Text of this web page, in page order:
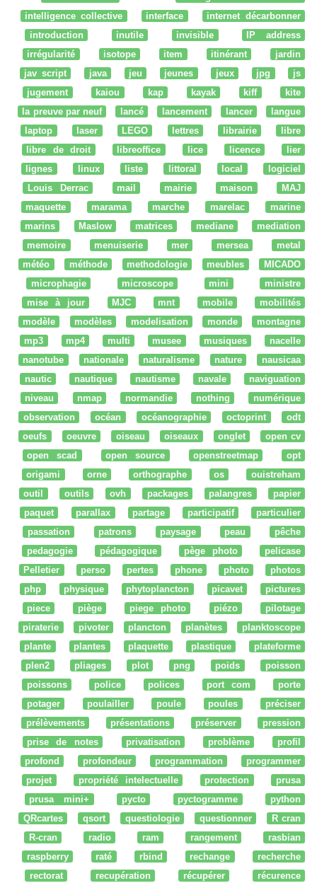
intelligence collective
interface
internet décarbonner
introduction
inutile invisible
IP address
irrégularité
isotope item itinérant
jardin
jav script
java jeu jeunes jeux jpg
js
jugement
kaiou kap kayak kiff
kite
la preuve par neuf
lancé lancement lancer
langue
laptop
laser LEGO lettres librairie
libre
libre de droit
libreoffice lice licence
lier
lignes
linux liste littoral local
logiciel
Louis Derrac
mail mairie maison
MAJ
maquette
marama marche marelac
marine
marins
Maslow matrices mediane
mediation
memoire
menuiserie mer mersea
metal
météo
méthode methodologie meubles
MICADO
microphagie
microscope mini
ministre
mise à jour
MJC mnt mobile
mobilités
modèle
modèles modelisation monde
montagne
mp3
mp4 multi musee musiques
nacelle
nanotube
nationale naturalisme nature
nausicaa
nautic
nautique nautisme navale
naviguation
niveau
nmap normandie nothing
numérique
observation
océan océanographie octoprint
odt
oeufs
oeuvre oiseau oiseaux onglet
open cv
open scad
open source openstreetmap
opt
origami
orne orthographe os
ouistreham
outil
outils ovh packages palangres
papier
paquet
parallax partage participatif
particulier
passation
patrons paysage peau
pêche
pedagogie
pédagogique pège photo
pelicase
Pelletier
perso pertes phone photo
photos
php
physique phytoplancton picavet
pictures
piece
piège piege photo piézo
pilotage
piraterie
pivoter plancton planètes
planktoscope
plante
plantes plaquette plastique
plateforme
plen2
pliages plot png poids
poisson
poissons
police polices port com
porte
potager
poulailler poule poules
préciser
prélèvements
présentations préserver
pression
prise de notes
privatisation problème
profil
profond
profondeur programmation
programmer
projet
propriété intelectuelle protection
prusa
prusa mini+
pycto pyctogramme
python
QRcartes
qsort questiologie questionner
R cran
R-cran
radio ram rangement
rasbian
raspberry
raté rbind rechange
recherche
rectorat
recupération récupérer
récurence